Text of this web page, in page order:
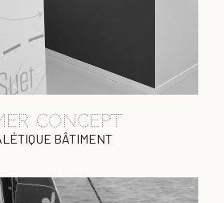
concept
BÂTIMENT